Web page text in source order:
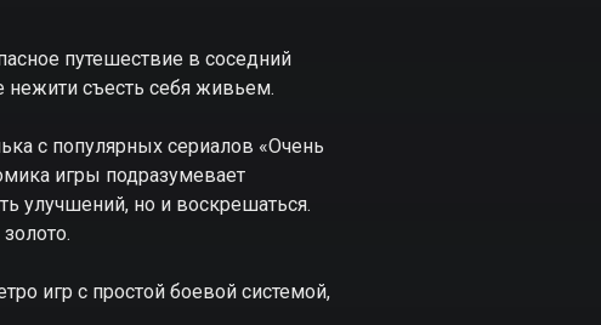
путешествие в соседний
нежити съесть себя живьем.
с популярных сериалов «Очень
игры подразумевает
улучшений, но и воскрешаться.
игр с простой боевой системой,